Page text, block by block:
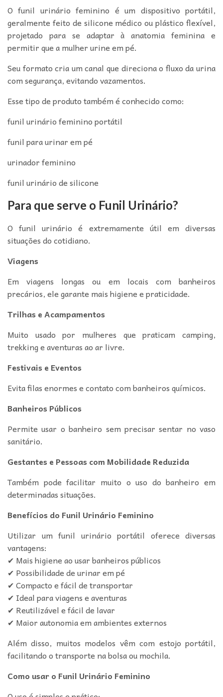
O funil urinário feminino é um dispositivo portátil,
geralmente feito de silicone médico ou plástico flexível,
projetado para se adaptar à anatomia feminina e
permitir que a mulher urine em pé.
Seu formato cria um canal que direciona o fluxo da urina
com segurança, evitando vazamentos.
Esse tipo de produto também é conhecido como:
funil urinário feminino portátil
funil para urinar em pé
urinador feminino
funil urinário de silicone
Para que serve o Funil Urinário?
O funil urinário é extremamente útil em diversas
situações do cotidiano.
Viagens
Em viagens longas ou em locais com banheiros
precários, ele garante mais higiene e praticidade.
Trilhas e Acampamentos
Muito usado por mulheres que praticam camping,
trekking e aventuras ao ar livre.
Festivais e Eventos
Evita filas enormes e contato com banheiros químicos.
Banheiros Públicos
Permite usar o banheiro sem precisar sentar no vaso
sanitário.
Gestantes e Pessoas com Mobilidade Reduzida
Também pode facilitar muito o uso do banheiro em
determinadas situações.
Benefícios do Funil Urinário Feminino
Utilizar um funil urinário portátil oferece diversas
vantagens:
✔ Mais higiene ao usar banheiros públicos
✔ Possibilidade de urinar em pé
✔ Compacto e fácil de transportar
✔ Ideal para viagens e aventuras
✔ Reutilizável e fácil de lavar
✔ Maior autonomia em ambientes externos
Além disso, muitos modelos vêm com estojo portátil,
facilitando o transporte na bolsa ou mochila.
Como usar o Funil Urinário Feminino